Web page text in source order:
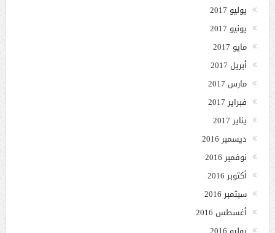
يوليو 2017
يونيو 2017
مايو 2017
أبريل 2017
مارس 2017
فبراير 2017
يناير 2017
ديسمبر 2016
نوفمبر 2016
أكتوبر 2016
سبتمبر 2016
أغسطس 2016